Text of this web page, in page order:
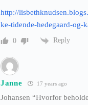
http://
ke-tidende-hedegaard-og-
0 Reply
Janne 17 years ago
Johansen “Hvorfor